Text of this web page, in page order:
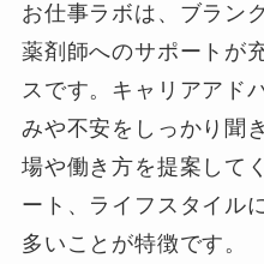
お仕事ラボは、ブラン
薬剤師へのサポートが
スです。キャリアアド
みや不安をしっかり聞
場や働き方を提案して
ート、ライフスタイル
多いことが特徴です。